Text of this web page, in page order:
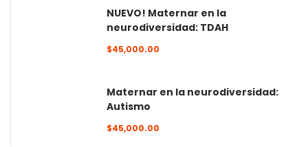
NUEVO! Maternar en la
neurodiversidad: TDAH
$45,000.00
Maternar en la neurodiversidad:
Autismo
$45,000.00